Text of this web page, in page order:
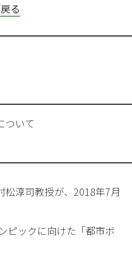
る
いて
淳司教授が、2018年7月
ピックに向けた「都市ボ